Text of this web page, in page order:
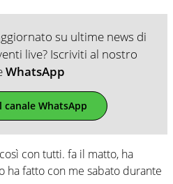
su ultime news di
live? Iscriviti al nostro
WhatsApp
canale WhatsApp
con tutti. fa il matto, ha
ha fatto con me sabato durante